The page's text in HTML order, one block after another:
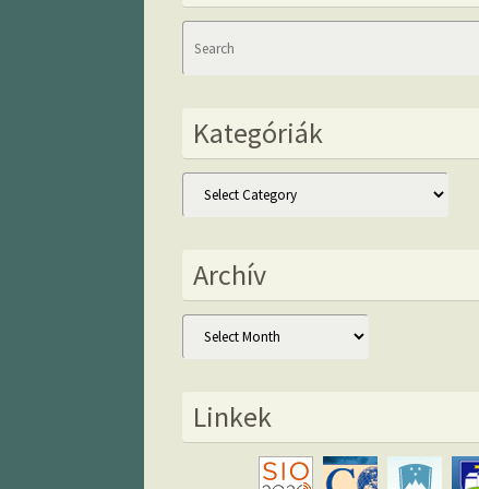
Kategóriák
Kategóriák
Archív
Archív
Linkek